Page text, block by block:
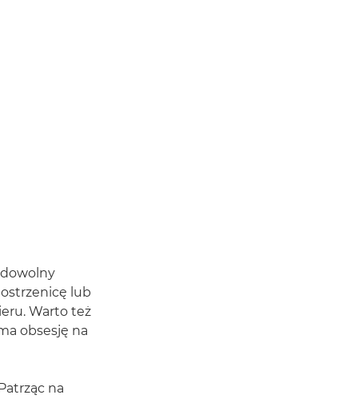
lub
Warto też
obsesję na
na